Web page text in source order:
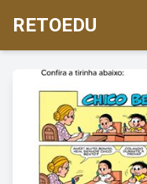
RETOEDU